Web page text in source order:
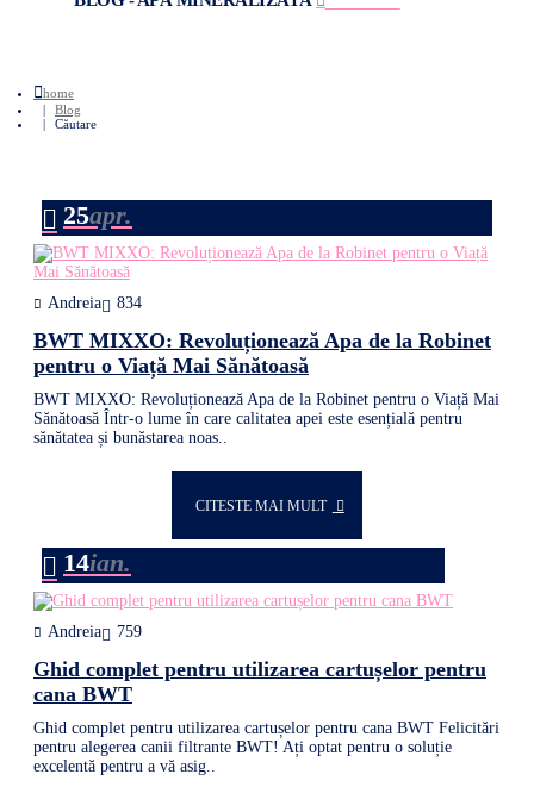
home
Blog
Căutare
25apr.
Andreia 834
BWT MIXXO: Revoluționează Apa de la Robinet
pentru o Viață Mai Sănătoasă
BWT MIXXO: Revoluționează Apa de la Robinet pentru o Viață Mai
Sănătoasă Într-o lume în care calitatea apei este esențială pentru
sănătatea și bunăstarea noas..
CITESTE MAI MULT
14ian.
Andreia 759
Ghid complet pentru utilizarea cartușelor pentru
cana BWT
Ghid complet pentru utilizarea cartușelor pentru cana BWT Felicitări
pentru alegerea canii filtrante BWT! Ați optat pentru o soluție
excelentă pentru a vă asig..